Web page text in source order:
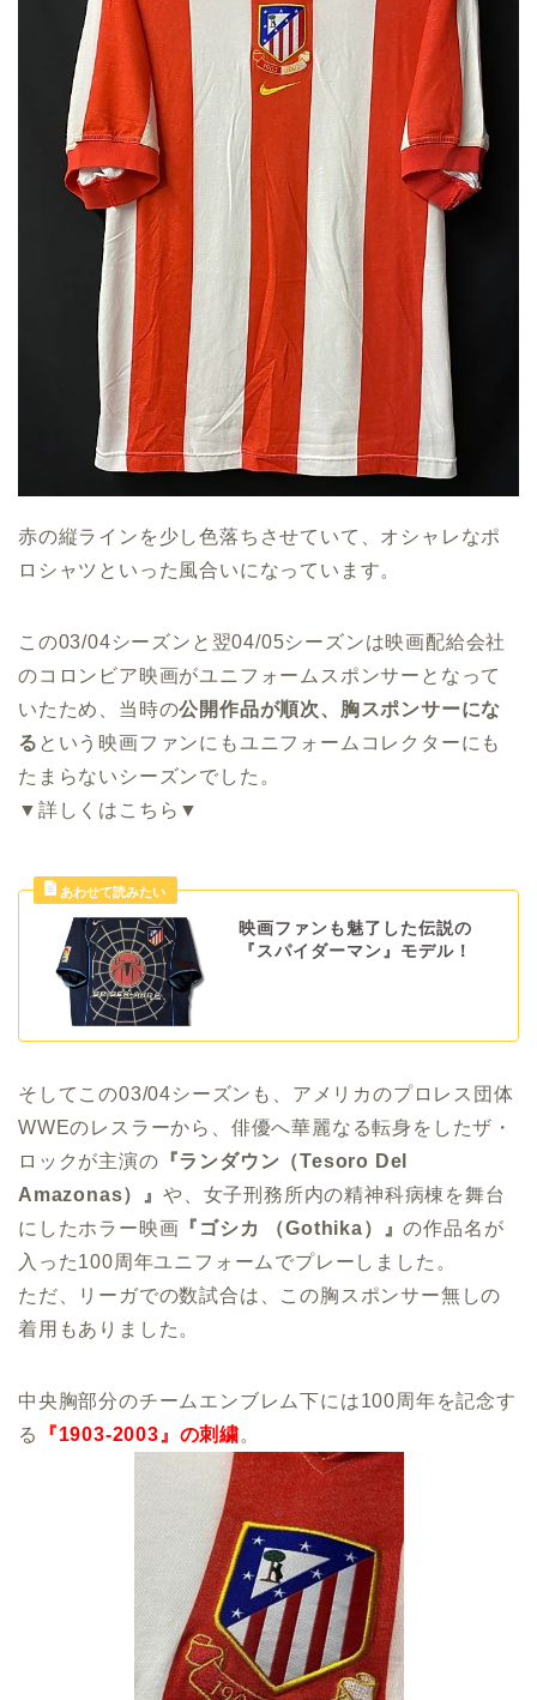
赤の縦ラインを少し色落ちさせていて、オシャレなポ
ロシャツといった風合いになっています。
この03/04シーズンと翌04/05シーズンは映画配給会社
のコロンビア映画がユニフォームスポンサーとなって
いたため、当時の公開作品が順次、胸スポンサーにな
る という映画ファンにもユニフォームコレクターにも
たまらないシーズンでした。
▼詳しくはこちら▼
映画ファンも魅了した伝説の
『スパイダーマン』モデル！
そしてこの03/04シーズンも、アメリカのプロレス団体
WWEのレスラーから、俳優へ華麗なる転身をしたザ・
ロックが主演の 『ランダウン（Tesoro Del
Amazonas）』や、女子刑務所内の精神科病棟を舞台
にしたホラー映画 『ゴシカ （Gothika）』の作品名が
入った100周年ユニフォームでプレーしました。
ただ、リーガでの数試合は、この胸スポンサー無しの
着用もありました。
中央胸部分のチームエンブレム下には100周年を記念す
る
『1903-2003』の刺繍。